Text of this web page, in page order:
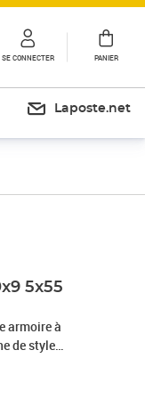
SE CONNECTER PANIER
Laposte.net
5x55
armoire à
de style
de